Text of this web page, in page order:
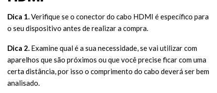
Dica 1.Verifique se o conector do cabo HDMI é específico para
o seu dispositivo antes de realizar a compra.
Dica 2. Examine qual é a sua necessidade, se vai utilizar com
aparelhos que são próximos ou que você precise ficar com uma
certa distância, por isso o comprimento do cabo deverá ser bem
analisado.